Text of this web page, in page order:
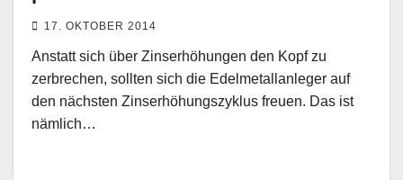
17. OKTOBER 2014
Anstatt sich über Zinserhöhungen den Kopf zu
zerbrechen, sollten sich die Edelmetallanleger auf
den nächsten Zinserhöhungszyklus freuen. Das ist
nämlich…